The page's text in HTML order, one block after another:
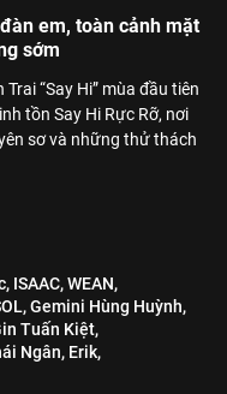
em, toàn cảnh mặt
sớm
“Say Hi” mùa đầu tiên
tồn Say Hi Rực Rỡ, nơi
sơ và những thử thách
ISAAC,WEAN,
Gemini Hùng Huỳnh,
Tuấn Kiệt,
Ngân, Erik,